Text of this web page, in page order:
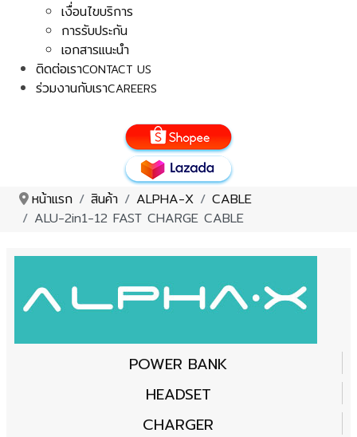
เงื่อนไขบริการ
การรับประกัน
เอกสารแนะนำ
ติดต่อเราCONTACT US
ร่วมงานกับเราCAREERS
หน้าแรก สินค้า ALPHA-X
CABLE
ALU-2in1-12 FAST CHARGE CABLE
POWER BANK
HEADSET
CHARGER